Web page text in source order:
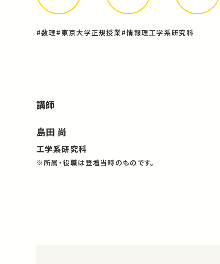
#数理#東京大学正規授業#情報理工学系研究科
講師
島田 尚
工学系研究科
※所属・役職は登壇当時のものです。